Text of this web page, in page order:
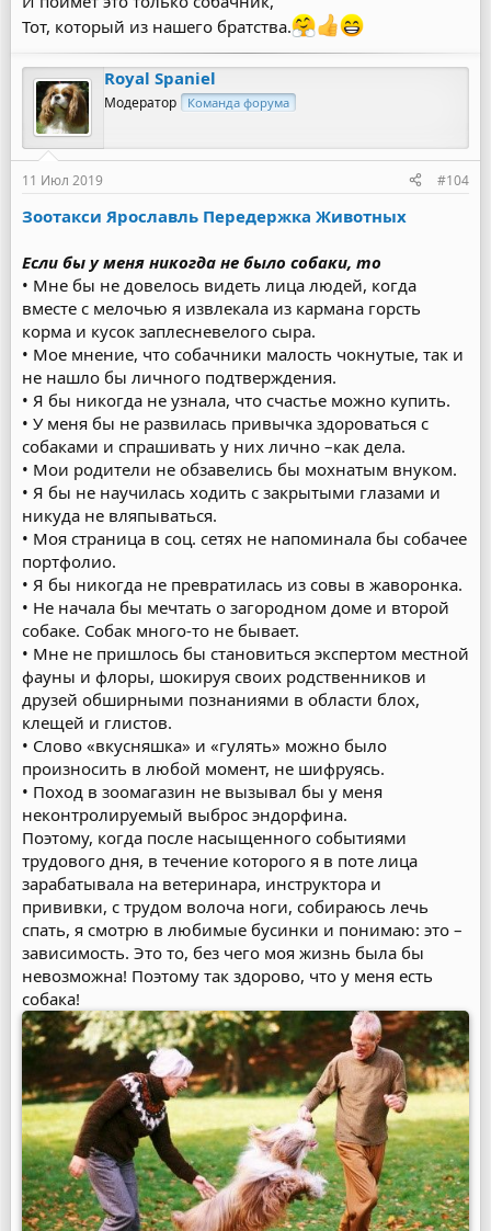
Тот, который из нашего братства.
Royal Spaniel
Модератор Команда форума
11 Июл 2019 #104
Зоотакси Ярославль Передержка Животных
Если бы у меня никогда не было собаки, то
• Мне бы не довелось видеть лица людей, когда
вместе с мелочью я извлекала из кармана горсть
корма и кусок заплесневелого сыра.
• Мое мнение, что собачники малость чокнутые, так и
не нашло бы личного подтверждения.
• Я бы никогда не узнала, что счастье можно купить.
• У меня бы не развилась привычка здороваться с
собаками и спрашивать у них лично –как дела.
• Мои родители не обзавелись бы мохнатым внуком.
• Я бы не научилась ходить с закрытыми глазами и
никуда не вляпываться.
• Моя страница в соц. сетях не напоминала бы собачее
портфолио.
• Я бы никогда не превратилась из совы в жаворонка.
• Не начала бы мечтать о загородном доме и второй
собаке. Собак много-то не бывает.
• Мне не пришлось бы становиться экспертом местной
фауны и флоры, шокируя своих родственников и
друзей обширными познаниями в области блох,
клещей и глистов.
• Слово «вкусняшка» и «гулять» можно было
произносить в любой момент, не шифруясь.
• Поход в зоомагазин не вызывал бы у меня
неконтролируемый выброс эндорфина.
Поэтому, когда после насыщенного событиями
трудового дня, в течение которого я в поте лица
зарабатывала на ветеринара, инструктора и
прививки, с трудом волоча ноги, собираюсь лечь
спать, я смотрю в любимые бусинки и понимаю: это –
зависимость. Это то, без чего моя жизнь была бы
невозможна! Поэтому так здорово, что у меня есть
собака!